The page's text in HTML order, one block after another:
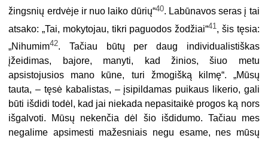
žingsnių erdvėje ir nuo laiko dūrių“40. Labūnavos seras į tai
atsako: „Tai, mokytojau, tikri paguodos žodžiai“41 , šis tęsia:
„Nihumim42. Tačiau būtų per daug individualistiškas
įžeidimas, bajore, manyti, kad žinios, šiuo metu
apsistojusios mano kūne, turi žmogišką kilmę“. „Mūsų
tauta, – tęsė kabalistas, – įsipildamas puikaus likerio, gali
būti išdidi todėl, kad jai niekada nepasitaikė progos ką nors
išgalvoti. Mūsų nekenčia dėl šio išdidumo. Tačiau mes
negalime apsimesti mažesniais negu esame, nes mūsų